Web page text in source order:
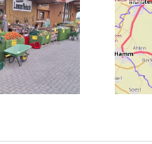
Juist2025: Bike and
Train Part 1